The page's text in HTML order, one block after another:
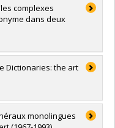
complexes
dans deux
Dictionaries: the art
monolingues